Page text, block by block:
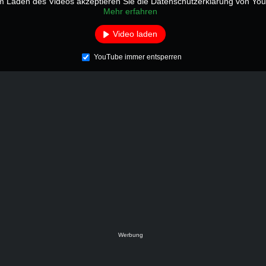
Mehr erfahren
Video laden
YouTube immer entsperren
Werbung